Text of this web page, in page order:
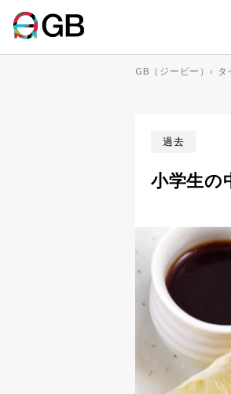
GB（ジービー） ‹ タ
過去
小学生の